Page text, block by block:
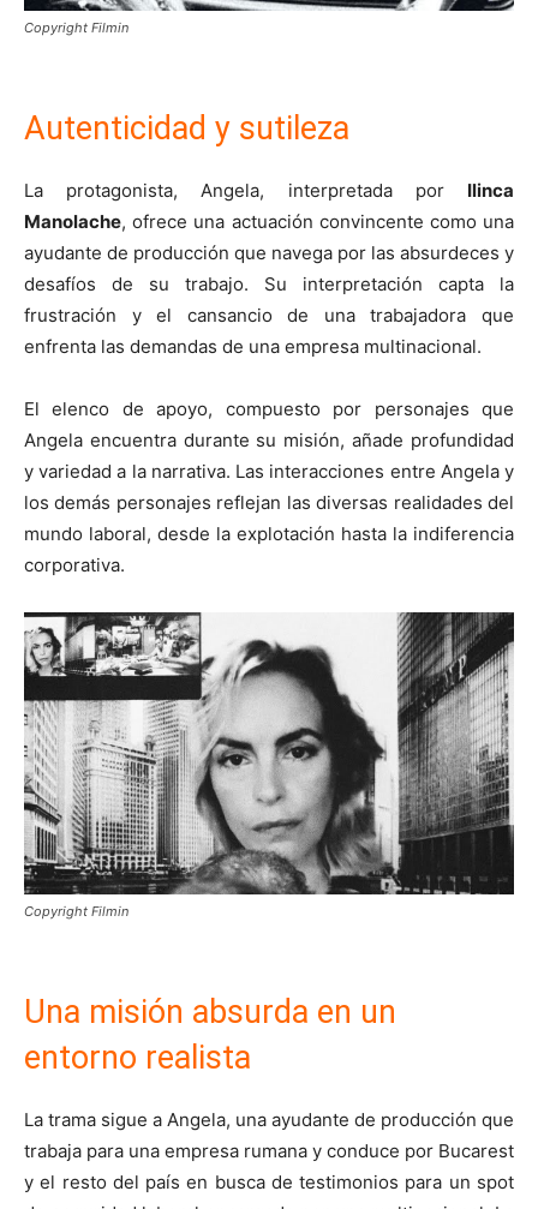
Copyright Filmin
Autenticidad y sutileza
La protagonista, Angela, interpretada por Ilinca
Manolache, ofrece una actuación convincente como una
ayudante de producción que navega por las absurdeces y
desafíos de su trabajo. Su interpretación capta la
frustración y el cansancio de una trabajadora que
enfrenta las demandas de una empresa multinacional.
El elenco de apoyo, compuesto por personajes que
Angela encuentra durante su misión, añade profundidad
y variedad a la narrativa. Las interacciones entre Angela y
los demás personajes reflejan las diversas realidades del
mundo laboral, desde la explotación hasta la indiferencia
corporativa.
Copyright Filmin
Una misión absurda en un
entorno realista
La trama sigue a Angela, una ayudante de producción que
trabaja para una empresa rumana y conduce por Bucarest
y el resto del país en busca de testimonios para un spot